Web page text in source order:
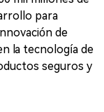
para
de
la tecnología de
seguros y